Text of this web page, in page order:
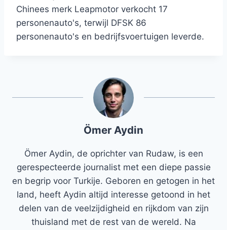
Chinees merk Leapmotor verkocht 17
personenauto's, terwijl DFSK 86
personenauto's en bedrijfsvoertuigen leverde.
Ömer Aydin
Ömer Aydin, de oprichter van Rudaw, is een
gerespecteerde journalist met een diepe passie
en begrip voor Turkije. Geboren en getogen in het
land, heeft Aydin altijd interesse getoond in het
delen van de veelzijdigheid en rijkdom van zijn
thuisland met de rest van de wereld. Na